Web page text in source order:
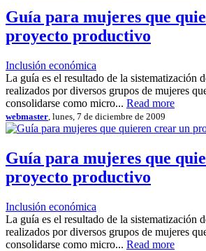
Guía para mujeres que
proyecto productivo
Inclusión económica
La guía es el resultado de la sistematización
realizados por diversos grupos de mujeres
consolidarse como micro... Read more
webmaster, lunes, 7 de diciembre de 2009
Guía para mujeres que
proyecto productivo
Inclusión económica
La guía es el resultado de la sistematización
realizados por diversos grupos de mujeres
consolidarse como micro... Read more